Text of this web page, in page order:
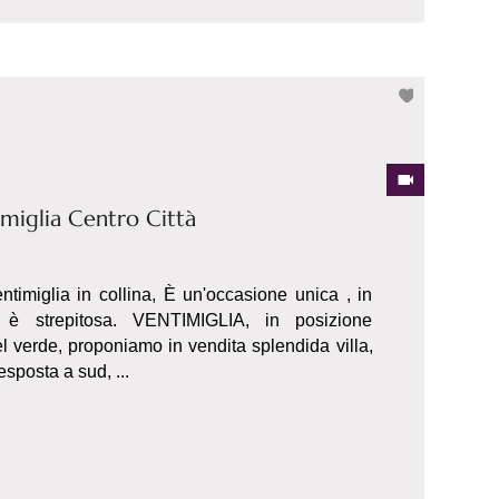
Centro Città
in collina, È un'occasione unica , in
strepitosa. VENTIMIGLIA, in posizione
verde, proponiamo in vendita splendida villa,
a sud, ...